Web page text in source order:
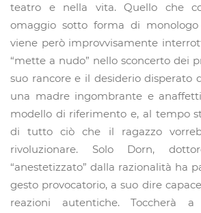
teatro e nella vita. Quello che
omaggio sotto forma di
viene però improvvisamente
“mette a nudo” nello sconcerto dei
suo rancore e il desiderio disperato
una madre ingombrante e
modello di riferimento e, al tempo
di tutto ciò che il ragazzo
rivoluzionare. Solo Dorn,
“anestetizzato” dalla razionalità ha
gesto provocatorio, a suo dire
reazioni autentiche. Toccherà a